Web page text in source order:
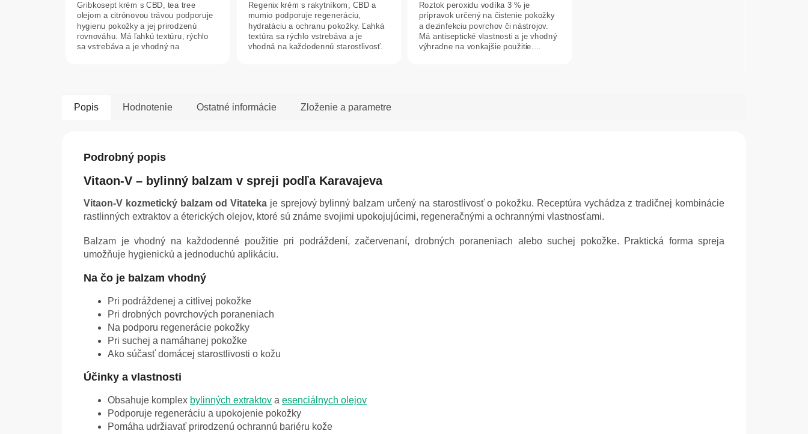
Gribkosept krém s CBD, tea tree
olejom a citrónovou trávou podporuje
hygienu pokožky a jej prirodzenú
rovnováhu. Má ľahkú textúru, rýchlo
sa vstrebáva a je vhodný na
Regenix krém s rakytníkom, CBD a
mumio podporuje regeneráciu,
hydratáciu a ochranu pokožky. Ľahká
textúra sa rýchlo vstrebáva a je
vhodná na každodennú starostlivosť.
Roztok peroxidu vodíka 3 % je
prípravok určený na čistenie pokožky
a dezinfekciu povrchov či nástrojov.
Má antiseptické vlastnosti a je vhodný
výhradne na vonkajšie použitie....
Popis Hodnotenie Ostatné informácie Zloženie a parametre
Podrobný popis
Vitaon-V – bylinný balzam v spreji podľa Karavajeva
Vitaon-V kozmetický balzam od Vitateka je sprejový bylinný balzam určený na starostlivosť o pokožku. Receptúra vychádza z tradičnej kombinácie
rastlinných extraktov a éterických olejov, ktoré sú známe svojimi upokojujúcimi, regeneračnými a ochrannými vlastnosťami.
Balzam je vhodný na každodenné použitie pri podráždení, začervenaní, drobných poraneniach alebo suchej pokožke. Praktická forma spreja
umožňuje hygienickú a jednoduchú aplikáciu.
Na čo je balzam vhodný
Pri podráždenej a citlivej pokožke
Pri drobných povrchových poraneniach
Na podporu regenerácie pokožky
Pri suchej a namáhanej pokožke
Ako súčasť domácej starostlivosti o kožu
Účinky a vlastnosti
Obsahuje komplex bylinných extraktov a esenciálnych olejov
Podporuje regeneráciu a upokojenie pokožky
Pomáha udržiavať prirodzenú ochrannú bariéru kože